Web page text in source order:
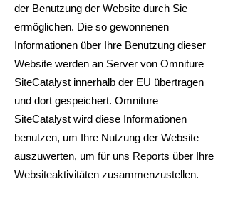
der Benutzung der Website durch Sie
ermöglichen. Die so gewonnenen
Informationen über Ihre Benutzung dieser
Website werden an Server von Omniture
SiteCatalyst innerhalb der EU übertragen
und dort gespeichert. Omniture
SiteCatalyst wird diese Informationen
benutzen, um Ihre Nutzung der Website
auszuwerten, um für uns Reports über Ihre
Websiteaktivitäten zusammenzustellen.